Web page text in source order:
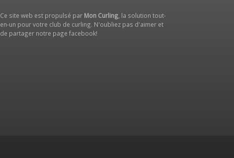
Ce site web est propulsé par Mon Curling, la solution tout-
en-un pour votre club de curling. N'oubliez pas d'aimer et
de partager notre page facebook!